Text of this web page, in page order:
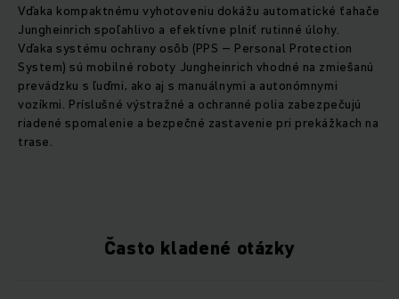
Vďaka kompaktnému vyhotoveniu dokážu automatické ťahače
Jungheinrich spoľahlivo a efektívne plniť rutinné úlohy.
Vďaka systému ochrany osôb (PPS – Personal Protection
System) sú mobilné roboty Jungheinrich vhodné na zmiešanú
prevádzku s ľuďmi, ako aj s manuálnymi a autonómnymi
vozíkmi. Príslušné výstražné a ochranné polia zabezpečujú
riadené spomalenie a bezpečné zastavenie pri prekážkach na
trase.
Často kladené otázky